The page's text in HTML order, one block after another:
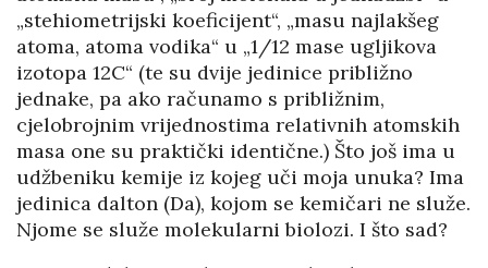
„stehiometrijski koeficijent“, „masu najlakšeg
atoma, atoma vodika“ u „1/12 mase ugljikova
izotopa 12C“ (te su dvije jedinice približno
jednake, pa ako računamo s približnim,
cjelobrojnim vrijednostima relativnih atomskih
masa one su praktički identične.) Što još ima u
udžbeniku kemije iz kojeg uči moja unuka? Ima
jedinica dalton (Da), kojom se kemičari ne služe.
Njome se služe molekularni biolozi. I što sad?